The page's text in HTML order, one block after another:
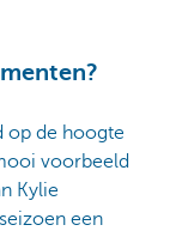
op de hoogte
voorbeeld
Kylie
een